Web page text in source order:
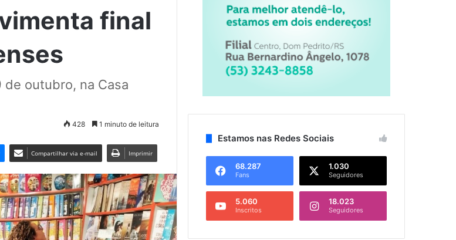
final
outubro, na Casa
428 1 minuto de leitura
Compartilhar via e-mail Imprimir
Estamos nas Redes Sociais
68.287
Fans
1.030
Seguidores
5.060
Inscritos
18.023
Seguidores